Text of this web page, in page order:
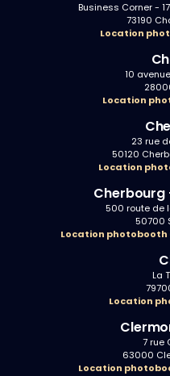
Business Corner -
73190
Location
10
Location
23 rue
50120
Location
500 route de
50700
Location photobooth
La
Location
7 rue
63000
Location